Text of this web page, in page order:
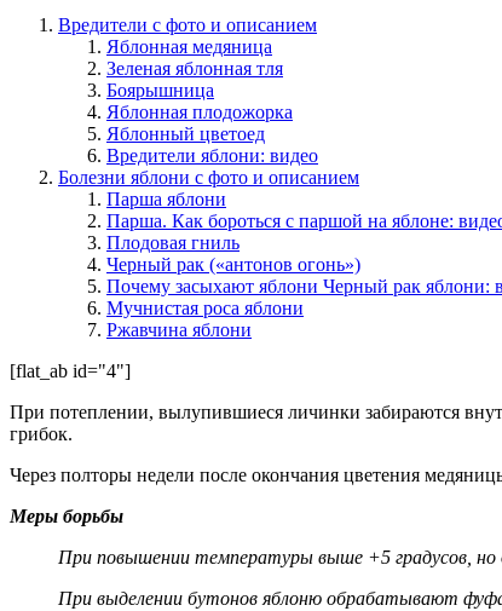
Вредители с фото и описанием
Яблонная медяница
Зеленая яблонная тля
Боярышница
Яблонная плодожорка
Яблонный цветоед
Вредители яблони: видео
Болезни яблони с фото и описанием
Парша яблони
Парша. Как бороться с паршой на яблоне:
Плодовая гниль
Черный рак («антонов огонь»)
Почему засыхают яблони Черный рак яблони:
Мучнистая роса яблони
Ржавчина яблони
[flat_ab id="4"]
При потеплении, вылупившиеся личинки забираются
грибок.
Через полторы недели после окончания цветения
Меры борьбы
При повышении температуры выше +5 градусов, но
При выделении бутонов яблоню обрабатывают